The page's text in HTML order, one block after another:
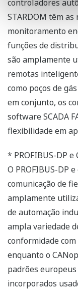
controladores
STARDOM têm
monitoramento
funções de
são amplamente
remotas
como poços de
em conjunto, os
software SCADA
flexibilidade em
* PROFIBUS-DP e
O PROFIBUS-DP
comunicação de
amplamente
de automação
ampla variedade
conformidade
enquanto o
padrões
incorporados